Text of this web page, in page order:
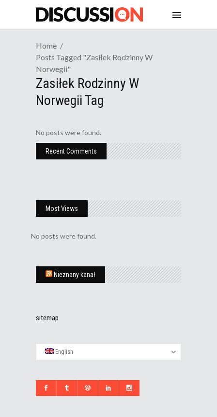
Home
Posts Tagged "zasiłek Rodzinny W
Norwegii"
Zasiłek Rodzinny W
Norwegii Tag
No posts were found.
Recent Comments
Most Views
No posts were found.
Nieznany kanał
sitemap
English